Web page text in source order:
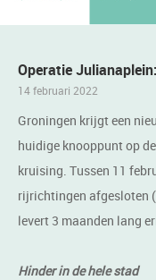
Operatie
14 februari 2022
Groningen krijgt een
huidige knooppunt op
kruising. Tussen 11
rijrichtingen afgesloten
levert 3 maanden lang
Hinder in de hele stad